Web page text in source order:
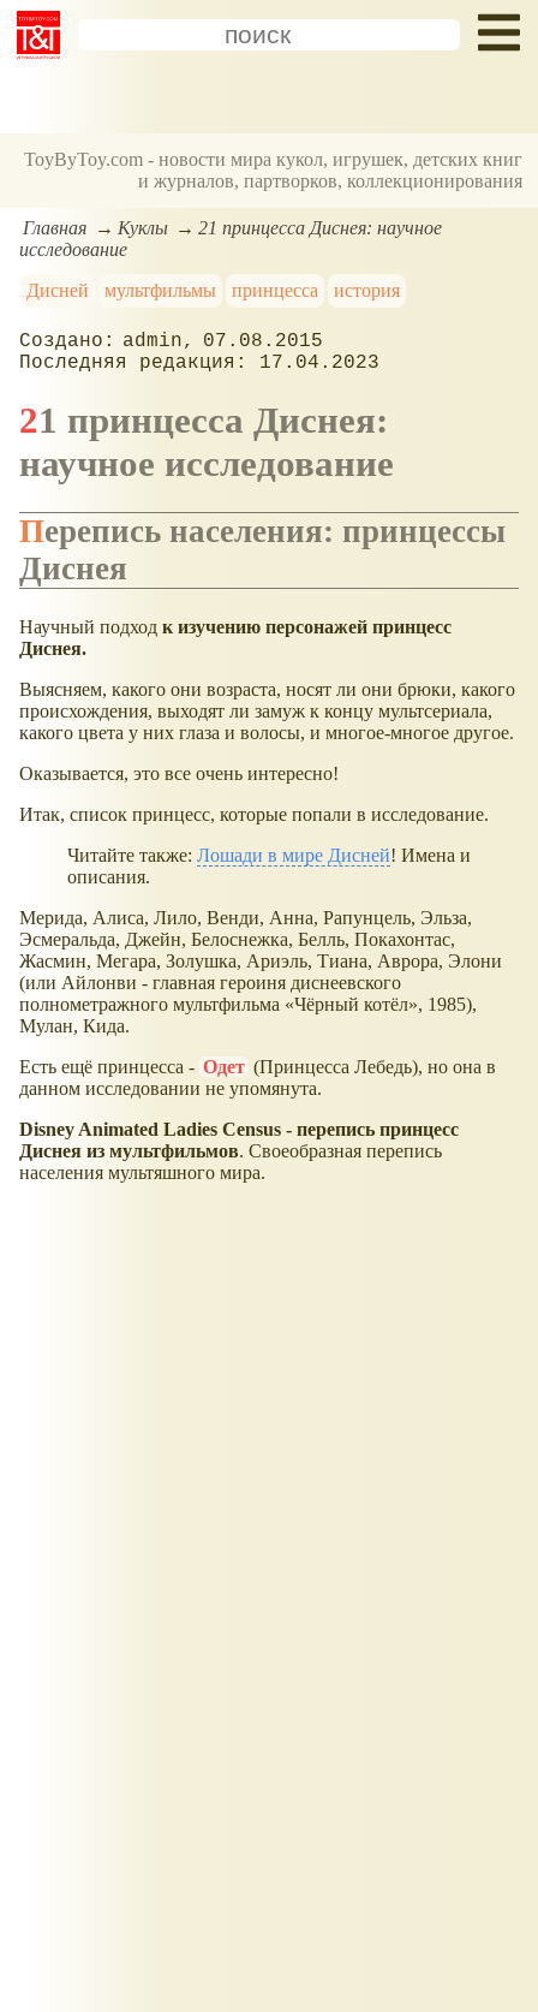
ToyByToy.com - новости мира кукол, игрушек, детских книг
и журналов, партворков, коллекционирования
Главная Куклы
21 принцесса Диснея: научное
исследование
Дисней
мультфильмы принцесса история
admin
07.08.2015
17.04.2023
21 принцесса Диснея:
научное исследование
Перепись населения: принцессы
Диснея
Научный подход к изучению персонажей принцесс
Диснея.
Выясняем, какого они возраста, носят ли они брюки, какого
происхождения, выходят ли замуж к концу мультсериала,
какого цвета у них глаза и волосы, и многое-многое другое.
Оказывается, это все очень интересно!
Итак, список принцесс, которые попали в исследование.
Читайте также: Лошади в мире Дисней! Имена и
описания.
Мерида, Алиса, Лило, Венди, Анна, Рапунцель, Эльза,
Эсмеральда, Джейн, Белоснежка, Белль, Покахонтас,
Жасмин, Мегара, Золушка, Ариэль, Тиана, Аврора, Элони
(или Айлонви - главная героиня диснеевского
полнометражного мультфильма «Чёрный котёл», 1985),
Мулан, Кида.
Есть ещё принцесса - Одет (Принцесса Лебедь), но она в
данном исследовании не упомянута.
Disney Animated Ladies Census - перепись принцесс
Диснея из мультфильмов. Своеобразная перепись
населения мультяшного мира.